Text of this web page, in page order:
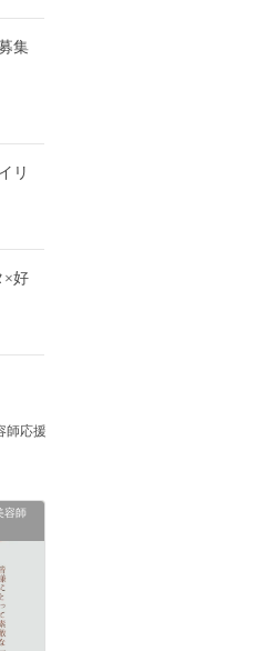
集
リ
×好
応援.大阪美容師求人.派遣スタッフ募集.
容師